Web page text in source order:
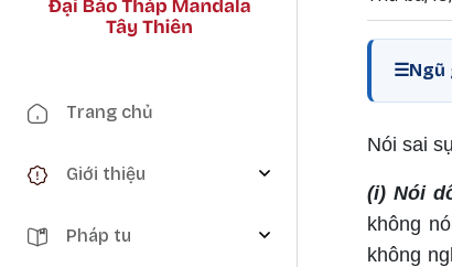
Main navigation
Trang chủ
Giới thiệu
Pháp tu
☰Ngũ
Nói sai
(i) Nói
không
không